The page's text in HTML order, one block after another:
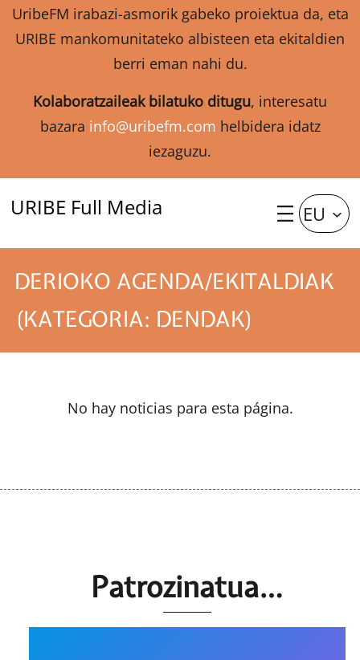
UribeFM irabazi-asmorik gabeko proiektua da, eta
URIBE mankomunitateko albisteen eta ekitaldien
berri eman nahi du.
Kolaboratzaileak bilatuko ditugu, interesatu
bazara info@uribefm.com helbidera idatz
iezaguzu.
URIBE Full Media EU
DERIOKO AGENDA/EKITALDIAK
(KATEGORIA: DENDAK)
No hay noticias para esta página.
Patrozinatua…